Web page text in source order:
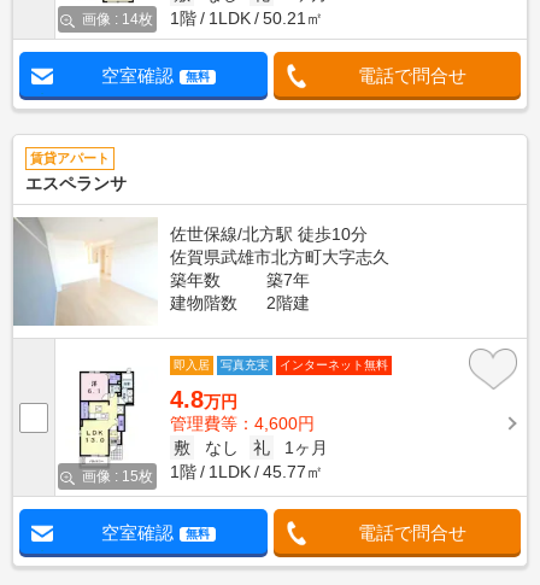
画像 : 14枚
1階
1LDK 50.21㎡
空室確認 無料 電話で問合せ
賃貸アパート
エスペランサ
佐世保線/北方駅 徒歩10分
佐賀県武雄市北方町大字志久
築年数
築7年
建物階数
2階建
画像 : 15枚
即入居 写真充実 インターネット無料
4.8万円
管理費等：4,600円
敷
なし 礼
1ヶ月
1階
1LDK 45.77㎡
空室確認 無料 電話で問合せ